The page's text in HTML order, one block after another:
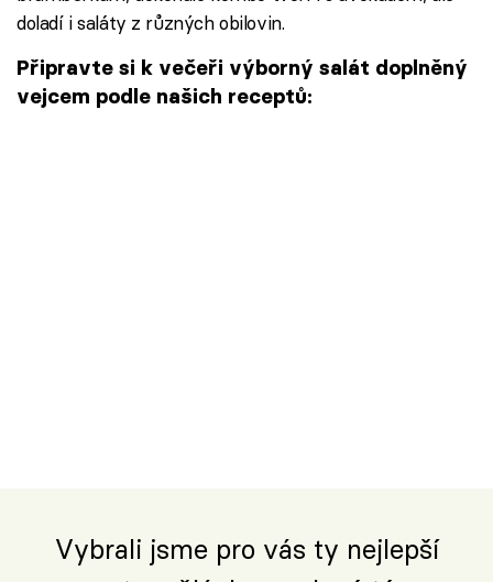
doladí i saláty z různých obilovin.
Připravte si k večeři výborný salát doplněný
vejcem podle našich receptů:
Vybrali jsme pro vás ty nejlepší